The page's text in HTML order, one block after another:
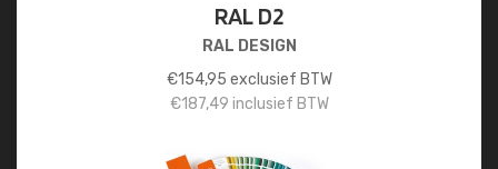
RAL D2
RAL DESIGN
€154,95 exclusief BTW
€187,49 inclusief BTW